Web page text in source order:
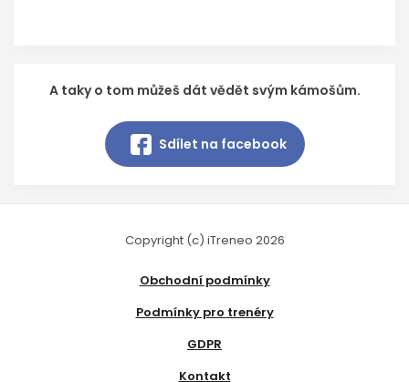
A taky o tom můžeš dát vědět svým kámošům.
Sdílet na facebook
Copyright (c) iTreneo 2026
Obchodní podmínky
Podmínky pro trenéry
GDPR
Kontakt